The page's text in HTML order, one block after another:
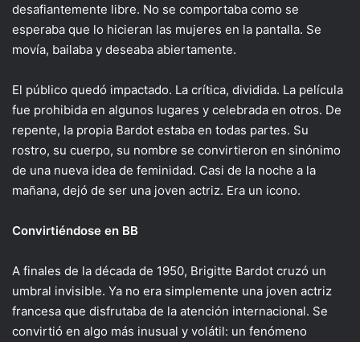
desafiantemente libre. No se comportaba como se
esperaba que lo hicieran las mujeres en la pantalla. Se
movía, bailaba y deseaba abiertamente.
El público quedó impactado. La crítica, dividida. La película
fue prohibida en algunos lugares y celebrada en otros. De
repente, la propia Bardot estaba en todas partes. Su
rostro, su cuerpo, su nombre se convirtieron en sinónimo
de una nueva idea de feminidad. Casi de la noche a la
mañana, dejó de ser una joven actriz. Era un icono.
Convirtiéndose en BB
A finales de la década de 1950, Brigitte Bardot cruzó un
umbral invisible. Ya no era simplemente una joven actriz
francesa que disfrutaba de la atención internacional. Se
convirtió en algo más inusual y volátil: un fenómeno